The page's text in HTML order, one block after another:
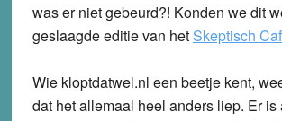
was er niet gebeurd?! Konden we dit
geslaagde editie van het Skeptisch
Wie kloptdatwel.nl een beetje kent,
dat het allemaal heel anders liep. Er is